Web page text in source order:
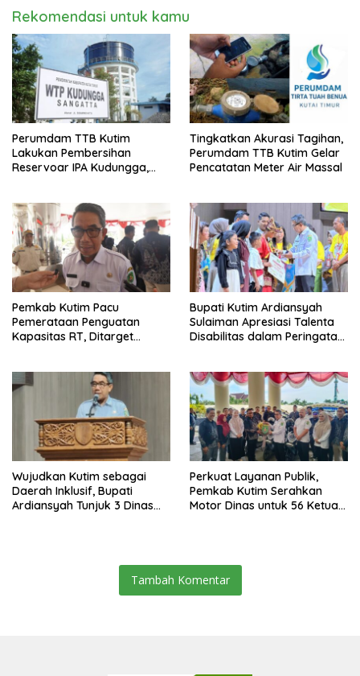
Rekomendasi untuk kamu
Perumdam TTB Kutim
Lakukan Pembersihan
Reservoar IPA Kudungga,
Tingkatkan Akurasi Tagihan,
Perumdam TTB Kutim Gelar
Pencatatan Meter Air Massal
Pemkab Kutim Pacu
Pemerataan Penguatan
Kapasitas RT, Ditarget
Bupati Kutim Ardiansyah
Sulaiman Apresiasi Talenta
Disabilitas dalam Peringatan
Wujudkan Kutim sebagai
Daerah Inklusif, Bupati
Ardiansyah Tunjuk 3 Dinas
Perkuat Layanan Publik,
Pemkab Kutim Serahkan
Motor Dinas untuk 56 Ketua
Tambah Komentar